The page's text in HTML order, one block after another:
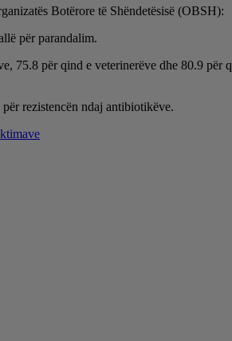
Botërore të Shëndetësisë (OBSH):
për parandalim.
për qind e veterinerëve dhe 80.9 për
rezistencën ndaj antibiotikëve.